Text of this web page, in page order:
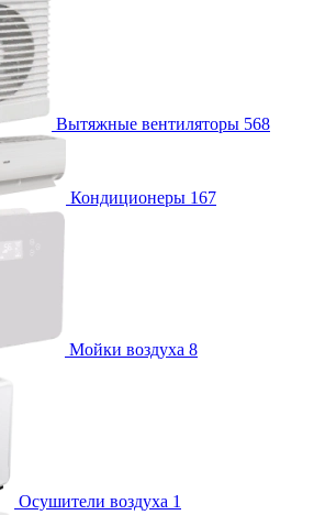
Вытяжные вентиляторы 568
Кондиционеры 167
Мойки воздуха 8
Осушители воздуха 1